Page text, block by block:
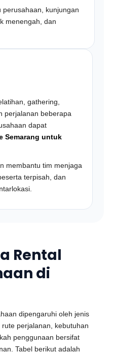
perusahaan, kunjungan
menengah, dan
gathering,
perjalanan beberapa
dapat
Semarang untuk
membantu tim menjaga
terpisah, dan
Rental
di
dipengaruhi oleh jenis
perjalanan, kebutuhan
penggunaan bersifat
Tabel berikut adalah